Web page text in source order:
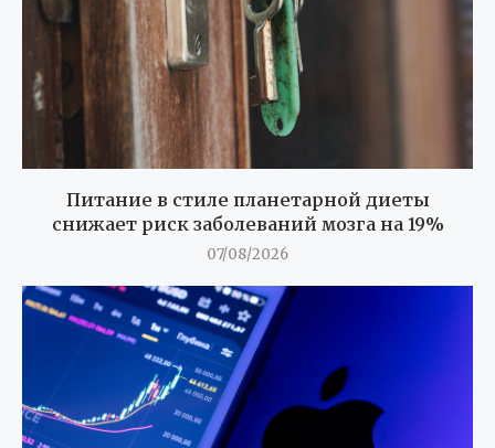
Питание в стиле планетарной диеты
снижает риск заболеваний мозга на 19%
07/08/2026